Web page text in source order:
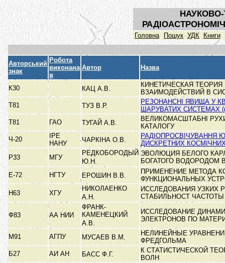
НАУКОВО-
Головна Пошук УДК Книги
Авторський
знак
Робота
виконана
в
Автор Назва
К30 КАЦ А.В.
КИНЕТИЧЕСКАЯ
ВЗАИМОДЕЙСТВИЙ В
Т81
ТУЗ В.Р.
РЕЗОНАНСНІ ЯВИЩА У
ШАРУВАТИХ СИСТЕМАХ
Т81
ГАО ТУГАЙ А.В.
ВЕЛИКОМАСШТАБНІ
КАТАЛОГУ
Ч-20
ІРЕ
НАНУ
ЧАРКІНА О.В.
ДИСКРЕТНИХ
Р33
МГУ
РЕДКОБОРОДЫЙ
Ю.Н.
ЭВОЛЮЦИЯ БЕЛОГО
БОГАТОГО ВОДОРОДОМ
Е-72
НГТУ ЕРОШИН В.В.
ПРИМЕНЕНИЕ МЕТОДА
ФУНКЦИОНАЛЬНЫХ
Н63
ХГУ
НИКОЛАЕНКО
А.Н.
ИССЛЕДОВАНИЯ УЗКИХ
СТАБИЛЬНОСТ
Ф83 АА НИИ
ФРАНК-
КАМЕНЕЦКИЙ
А.В.
ИССЛЕДОВАНИЕ
ЭЛЕКТРОНОВ ПО
М91 АГПУ МУСАЕВ В.М.
НЕЛИНЕЙНЫЕ
ФРЕДГОЛЬМА
Б27
АИ АН БАСС Ф.Г.
К СТАТИСТИЧЕСКОЙ
ВОЛН